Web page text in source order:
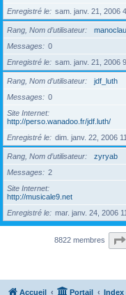
Enregistré le
sam. janv. 21, 2006
Rang, Nom d’utilisateur
manoclau
Messages
0
Enregistré le
sam. janv. 21, 2006
Rang, Nom d’utilisateur
jdf_luth
Messages
0
Site Internet
http://perso.wanadoo.fr/jdf.luth/
Enregistré le
dim. janv. 22, 2006
Rang, Nom d’utilisateur
zyryab
Messages
2
Site Internet
http://musicale9.net
Enregistré le
mar. janv. 24, 2006
8822 membres
Accueil Portail Index